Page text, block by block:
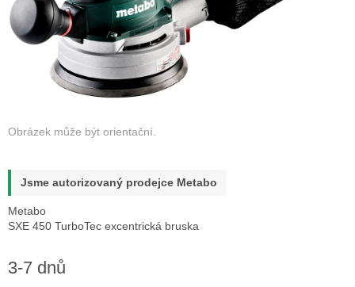
Jsme autorizovaný prodejce Metabo
Metabo
SXE 450 TurboTec excentrická bruska
3-7 dnů